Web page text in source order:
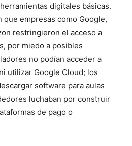
digitales básicas.
que empresas como Google,
restringieron el acceso a
por miedo a posibles
no podían acceder a
utilizar Google Cloud; los
software para aulas
luchaban por construir
de pago o